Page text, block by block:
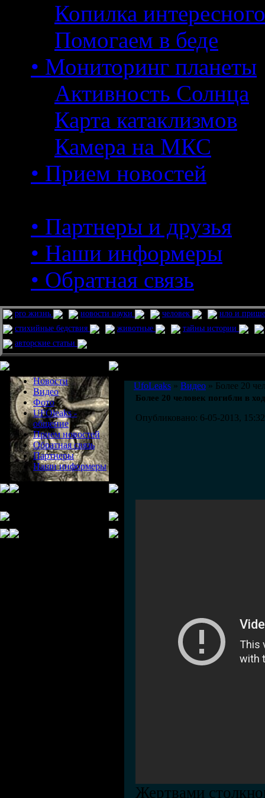
Копилка интересного
Помогаем в беде
• Мониторинг планеты
Активность Солнца
Карта катаклизмов
Камера на МКС
• Прием новостей
• Партнеры и друзья
• Наши информеры
• Обратная связь
pro жизнь новости науки человек
нло и
стихийные бедствия
животные
тайны истории
авторские статьи
Новости
Видео
Фото
UFOleaks -
общение
Прием новостей
Обратная связь
Партнеры
Наши информеры
UfoLeaks » Видео » Более 20
Более 20 человек погибли в
Опубликовано: 6-05-2013, 15:32
Жертвами